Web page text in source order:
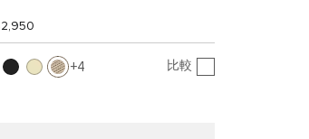
4 比較